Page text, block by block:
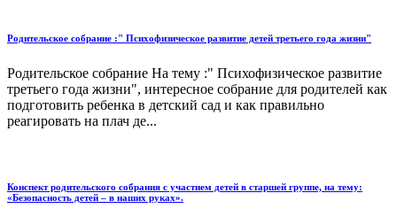
Родительское собрание :" Психофизическое развитие детей третьего года жизни"
Родительское собрание На тему :" Психофизическое развитие
третьего года жизни", интересное собрание для родителей как
подготовить ребенка в детский сад и как правильно
реагировать на плач де...
Конспект родительского собрания с участием детей в старшей группе, на тему:
«Безопасность детей – в наших руках».